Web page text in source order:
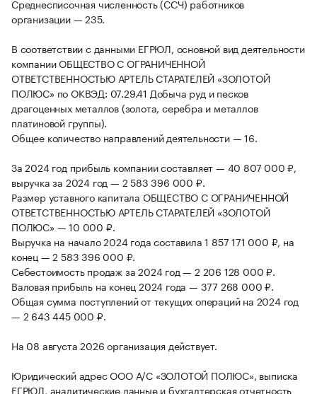
Среднесписочная численность (ССЧ) работников
организации — 235.
В соответствии с данными ЕГРЮЛ, основной вид деятельности
компании ОБЩЕСТВО С ОГРАНИЧЕННОЙ
ОТВЕТСТВЕННОСТЬЮ АРТЕЛЬ СТАРАТЕЛЕЙ «ЗОЛОТОЙ
ПОЛЮС» по ОКВЭД: 07.29.41 Добыча руд и песков
драгоценных металлов (золота, серебра и металлов
платиновой группы).
Общее количество направлений деятельности — 16.
За 2024 год прибыль компании составляет — 40 807 000 ₽,
выручка за 2024 год — 2 583 396 000 ₽.
Размер уставного капитала ОБЩЕСТВО С ОГРАНИЧЕННОЙ
ОТВЕТСТВЕННОСТЬЮ АРТЕЛЬ СТАРАТЕЛЕЙ «ЗОЛОТОЙ
ПОЛЮС» — 10 000 ₽.
Выручка на начало 2024 года составила 1 857 171 000 ₽, на
конец — 2 583 396 000 ₽.
Себестоимость продаж за 2024 год — 2 206 128 000 ₽.
Валовая прибыль на конец 2024 года — 377 268 000 ₽.
Общая сумма поступлений от текущих операций на 2024 год
— 2 643 445 000 ₽.
На 08 августа 2026 организация действует.
Юридический адрес ООО А/С «ЗОЛОТОЙ ПОЛЮС», выписка
ЕГРЮЛ, аналитические данные и бухгалтерская отчетность